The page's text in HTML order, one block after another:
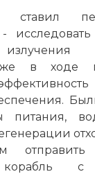
ставил
в ходе
питания,
корабль с